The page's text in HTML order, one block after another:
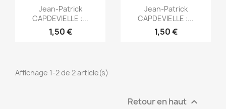
Aperçu rapide
Jean-Patrick
CAPDEVIELLE :...
1,50 €
Aperçu rapide
Jean-Patrick
CAPDEVIELLE :...
1,50 €
Affichage 1-2 de 2 article(s)
Retour en haut 